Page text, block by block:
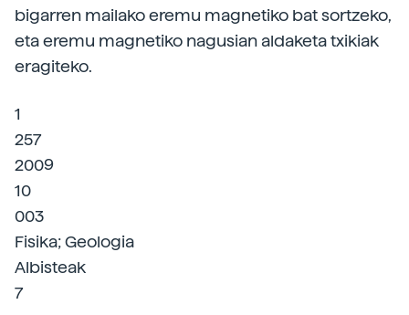
bigarren mailako eremu magnetiko bat sortzeko,
eta eremu magnetiko nagusian aldaketa txikiak
eragiteko.
1
257
2009
10
003
Fisika; Geologia
Albisteak
7